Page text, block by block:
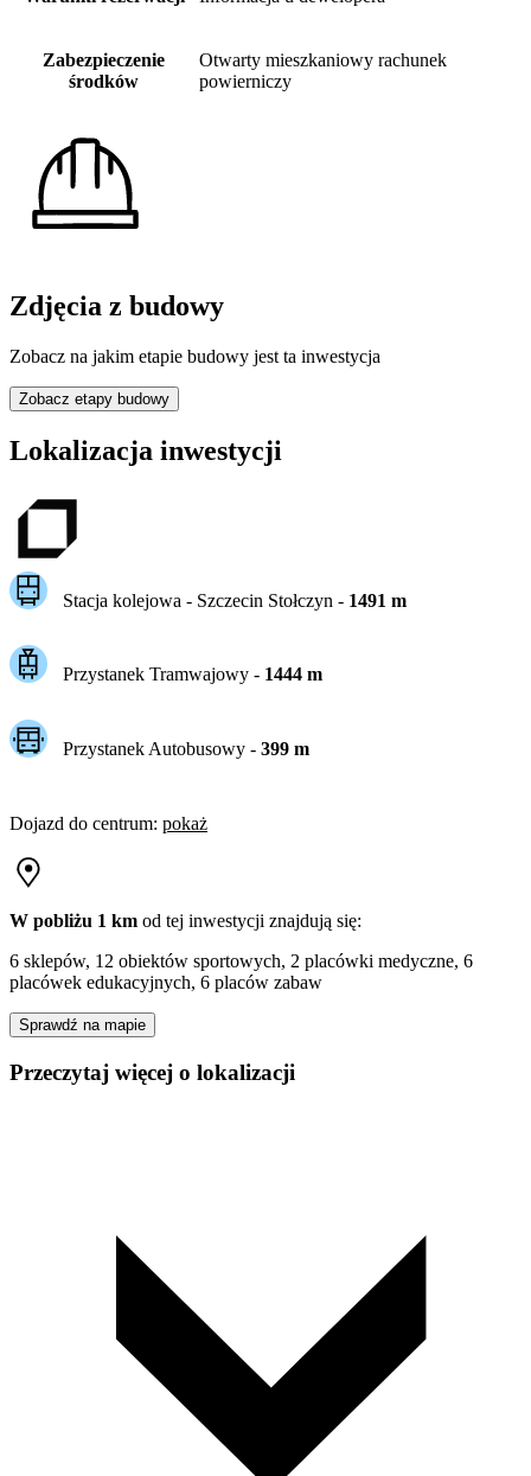
Zabezpieczenie
środków
Otwarty mieszkaniowy rachunek
powierniczy
Zdjęcia z budowy
Zobacz na jakim etapie budowy jest ta inwestycja
Zobacz etapy budowy
Lokalizacja inwestycji
Stacja kolejowa - Szczecin Stołczyn - 1491 m
Przystanek Tramwajowy - 1444m
Przystanek Autobusowy - 399m
Dojazd do centrum: pokaż
W pobliżu 1 km od tej inwestycji znajdują się:
6 sklepów, 12 obiektów sportowych, 2 placówki medyczne, 6
placówek edukacyjnych, 6 placów zabaw
Sprawdź na mapie
Przeczytaj więcej o lokalizacji